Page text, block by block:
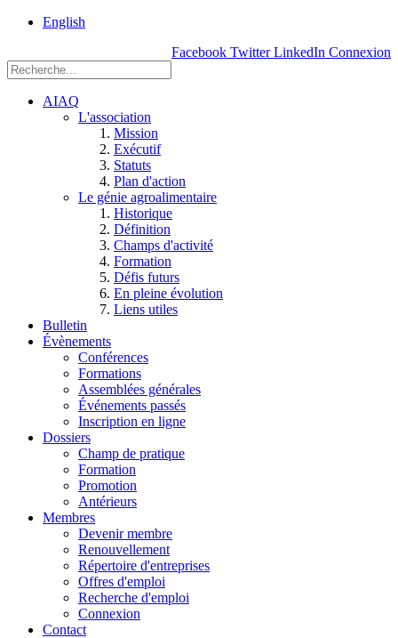
English
Facebook Twitter LinkedIn Connexion
AIAQ
L'association
Mission
Exécutif
Statuts
Plan d'action
Le génie agroalimentaire
Historique
Définition
Champs d'activité
Formation
Défis futurs
En pleine évolution
Liens utiles
Bulletin
Évènements
Conférences
Formations
Assemblées générales
Événements passés
Inscription en ligne
Dossiers
Champ de pratique
Formation
Promotion
Antérieurs
Membres
Devenir membre
Renouvellement
Répertoire d'entreprises
Offres d'emploi
Recherche d'emploi
Connexion
Contact
Einstein, Québec
G1P